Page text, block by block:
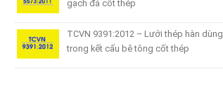
gạch đá cốt thép
TCVN 9391:2012 – Lưới thép hàn dùng
trong kết cấu bê tông cốt thép